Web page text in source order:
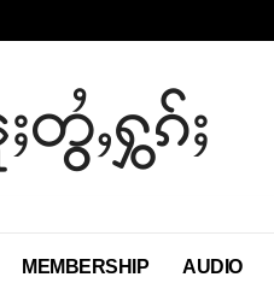
တွႆႇႁွၵ်ႈ
MEMBERSHIP AUDIO